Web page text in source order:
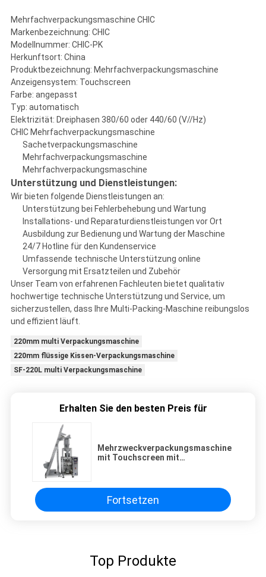
Mehrfachverpackungsmaschine CHIC
Markenbezeichnung: CHIC
Modellnummer: CHIC-PK
Herkunftsort: China
Produktbezeichnung: Mehrfachverpackungsmaschine
Anzeigensystem: Touchscreen
Farbe: angepasst
Typ: automatisch
Elektrizität: Dreiphasen 380/60 oder 440/60 (V//Hz)
CHIC Mehrfachverpackungsmaschine
Sachetverpackungsmaschine
Mehrfachverpackungsmaschine
Mehrfachverpackungsmaschine
Unterstützung und Dienstleistungen:
Wir bieten folgende Dienstleistungen an:
Unterstützung bei Fehlerbehebung und Wartung
Installations- und Reparaturdienstleistungen vor Ort
Ausbildung zur Bedienung und Wartung der Maschine
24/7 Hotline für den Kundenservice
Umfassende technische Unterstützung online
Versorgung mit Ersatzteilen und Zubehör
Unser Team von erfahrenen Fachleuten bietet qualitativ
hochwertige technische Unterstützung und Service, um
sicherzustellen, dass Ihre Multi-Packing-Maschine reibungslos
und effizient läuft.
220mm multi Verpackungsmaschine
220mm flüssige Kissen-Verpackungsmaschine
SF-220L multi Verpackungsmaschine
Erhalten Sie den besten Preis für
Mehrzweckverpackungsmaschine
mit Touchscreen mit
Fortsetzen
Top Produkte